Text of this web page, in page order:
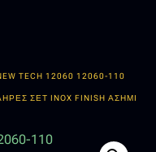
TECH 12060 12060-110
ΣΕΤ INOX FINISH ΑΣΗΜΙ